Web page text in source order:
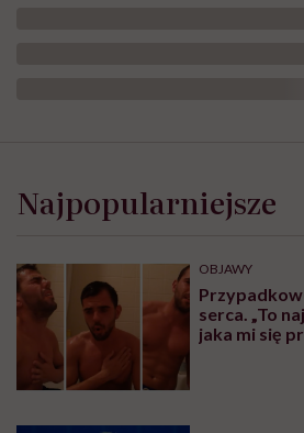
Najpopularniejsze
OBJAWY
serca. „To
jaka mi się